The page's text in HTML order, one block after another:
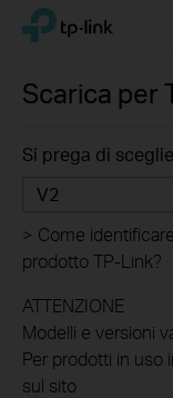
Click
navigation
TP-Link, Reliably Smart
Scarica per
Si prega di
V2
> Come
prodotto TP-Link?
ATTENZIONE
Modelli e versioni
Per prodotti in uso
sul sito